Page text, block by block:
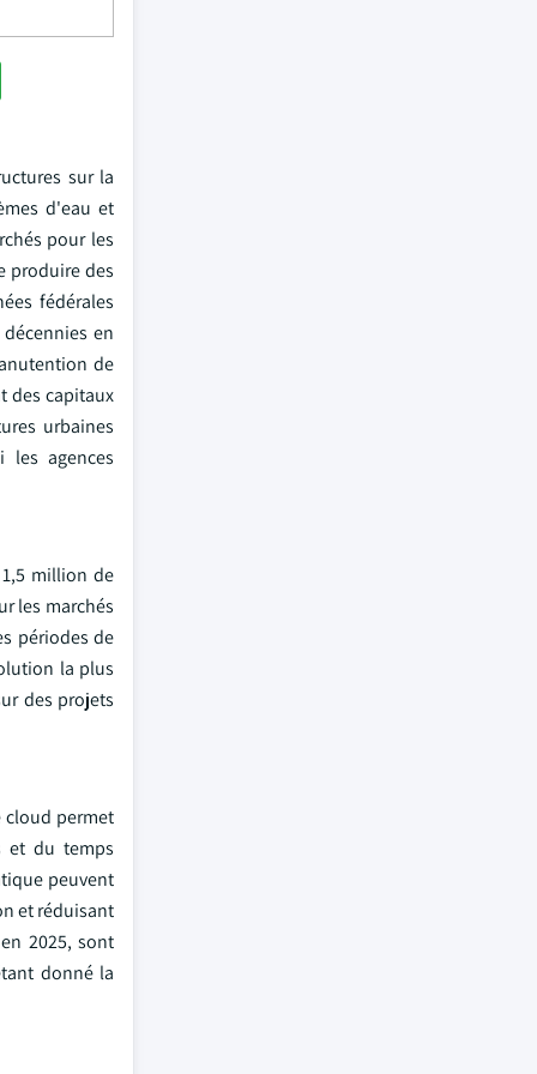
sur la
d'eau et
pour les
produire des
fédérales
en
de
des capitaux
urbaines
agences
million de
les marchés
périodes de
la plus
des projets
cloud permet
et du temps
peuvent
et réduisant
2025, sont
donné la